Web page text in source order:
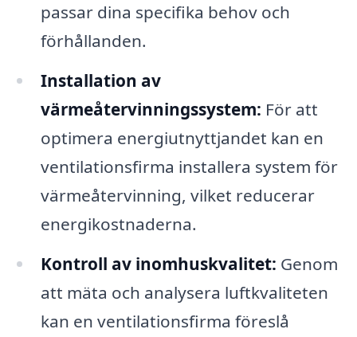
passar dina specifika behov och
förhållanden.
Installation av
värmeåtervinningssystem: För att
optimera energiutnyttjandet kan en
ventilationsfirma installera system för
värmeåtervinning, vilket reducerar
energikostnaderna.
Kontroll av inomhuskvalitet: Genom
att mäta och analysera luftkvaliteten
kan en ventilationsfirma föreslå